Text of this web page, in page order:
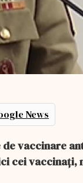
News
vaccinare
cei vaccinați,